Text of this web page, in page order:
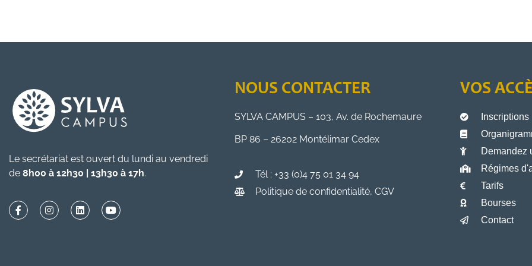
Le secrétariat est ouvert du lundi au vendredi
de 8h00 à 12h30 | 13h30 à 17h.
NOUS CONTACTER
SYLVA CAMPUS – 103, Av. de Rochemaure
BP 86 – 26202 Montélimar Cedex
Tél : +33 (0)4 75 01 34 94
Politique de confidentialité, CGV
VOS
Inscriptions
Demandez
Régimes
Tarifs
Bourses
Contact